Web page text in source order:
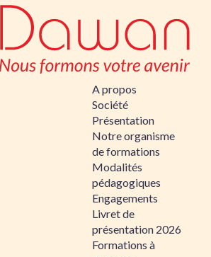
A propos
Société
Présentation
Notre organisme
de formations
Modalités
pédagogiques
Engagements
Livret de
présentation 2026
Formations à